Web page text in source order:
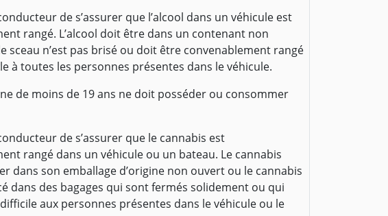
de s’assurer que l’alcool dans un véhicule est
rangé. L’alcool doit être dans un contenant non
sceau n’est pas brisé ou doit être convenablement rangé
à toutes les personnes présentes dans le véhicule.
de moins de 19 ans ne doit posséder ou consommer
de s’assurer que le cannabis est
rangé dans un véhicule ou un bateau. Le cannabis
dans son emballage d’origine non ouvert ou le cannabis
dans des bagages qui sont fermés solidement ou qui
difficile aux personnes présentes dans le véhicule ou le